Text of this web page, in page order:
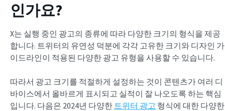
인가요?
X는 실행 중인 광고의 종류에 따라 다양한 크기의 형식을 제공
합니다. 트위터의 유연성 덕분에 각각 고유한 크기와 디자인 가
이드라인이 적용된 다양한 광고 유형을 사용할 수 있습니다.
따라서 광고 크기를 적절하게 설정하는 것이 콘텐츠가 여러 디
바이스에서 올바르게 표시되고 실적이 잘 나오도록 하는 핵심
입니다. 다음은 2024년 다양한 트위터 광고 형식에 대한 다양한